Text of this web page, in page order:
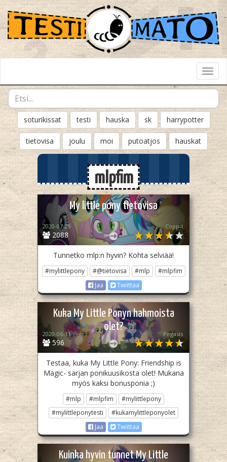
soturikissat testi hauska sk harrypotter
tietovisa joulu moi putoatjos hauskat
mlpfim
My little pony tietovisa
2088
2020-07-29 Copp-I
Tunnetko mlp:n hyvin? Kohta selviää!
#mylittlepony #@tietovisa #mlp
#mlpfim
Jaa
Twiittaa
Kuka My Little Ponyn hahmoista
olet?
596
2020-06-11 Pegasis
Testaa, kuka My Little Pony: Friendship is
Magic- sarjan ponikuusikosta olet! Mukana
myös kaksi bonusponia ;)
#mlp #mlpfim
#mylittlepony
#mylittleponytesti
#kukamylittleponyolet
Jaa
Twiittaa
Kuinka hyvin tunnet My Little